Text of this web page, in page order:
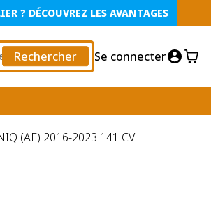
? DÉCOUVREZ LES AVANTAGES
Rechercher Se connecter
(AE) 2016-2023 141 CV